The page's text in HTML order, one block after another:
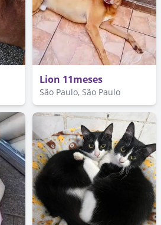
Lion 11meses
São Paulo, São Paulo